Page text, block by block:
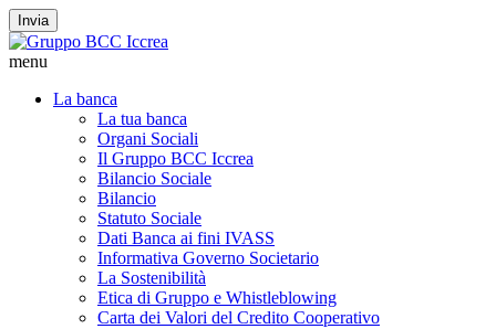
Invia
menu
La banca
La tua banca
Organi Sociali
Il Gruppo BCC Iccrea
Bilancio Sociale
Bilancio
Statuto Sociale
Dati Banca ai fini IVASS
Informativa Governo Societario
La Sostenibilità
Etica di Gruppo e Whistleblowing
Carta dei Valori del Credito Cooperativo